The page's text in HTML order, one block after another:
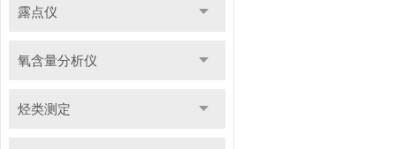
露点仪
氧含量分析仪
烃类测定